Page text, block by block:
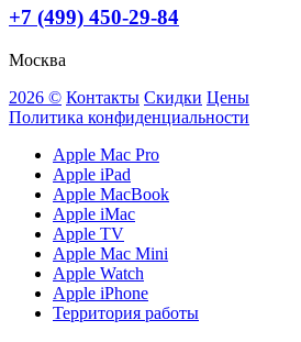
+7 (499) 450-29-84
Москва
2026 © Контакты Скидки Цены
Политика конфиденциальности
Apple Mac Pro
Apple iPad
Apple MacBook
Apple iMac
Apple TV
Apple Mac Mini
Apple Watch
Apple iPhone
Территория работы